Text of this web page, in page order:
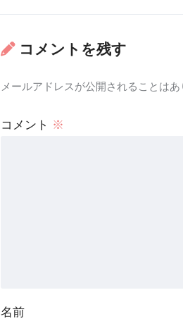
コメントを残す
メールアドレスが公開されることはあ
コメント ※
名前